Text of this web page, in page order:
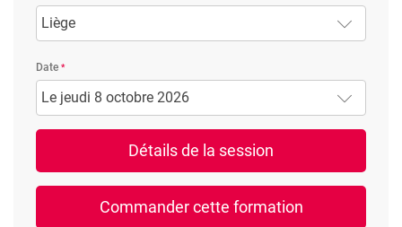
Liège
Date
Le jeudi 8 octobre 2026